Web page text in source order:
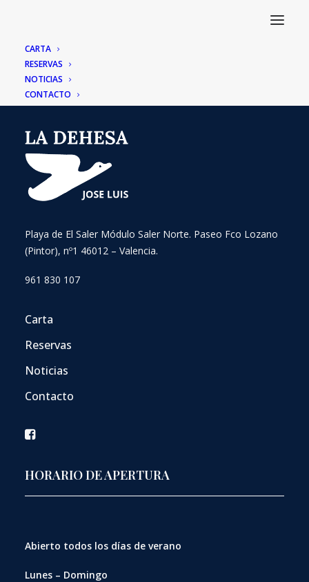
CARTA
RESERVAS
NOTICIAS
CONTACTO
Playa de El Saler Módulo Saler Norte. Paseo Fco Lozano
(Pintor), nº1 46012 – Valencia.
961 830 107
Carta
Reservas
Noticias
Contacto
HORARIO DE APERTURA
Abierto todos los días de verano
Lunes – Domingo